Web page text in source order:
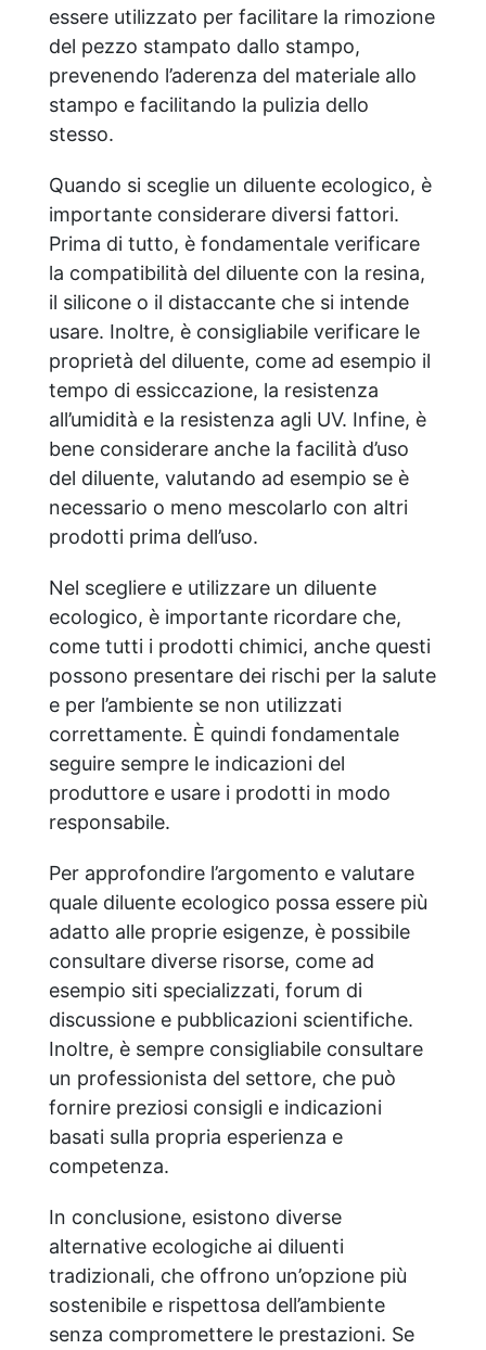
essere utilizzato per facilitare la rimozione
del pezzo stampato dallo stampo,
prevenendo l’aderenza del materiale allo
stampo e facilitando la pulizia dello
stesso.
Quando si sceglie un diluente ecologico, è
importante considerare diversi fattori.
Prima di tutto, è fondamentale verificare
la compatibilità del diluente con la resina,
il silicone o il distaccante che si intende
usare. Inoltre, è consigliabile verificare le
proprietà del diluente, come ad esempio il
tempo di essiccazione, la resistenza
all’umidità e la resistenza agli UV. Infine, è
bene considerare anche la facilità d’uso
del diluente, valutando ad esempio se è
necessario o meno mescolarlo con altri
prodotti prima dell’uso.
Nel scegliere e utilizzare un diluente
ecologico, è importante ricordare che,
come tutti i prodotti chimici, anche questi
possono presentare dei rischi per la salute
e per l’ambiente se non utilizzati
correttamente. È quindi fondamentale
seguire sempre le indicazioni del
produttore e usare i prodotti in modo
responsabile.
Per approfondire l’argomento e valutare
quale diluente ecologico possa essere più
adatto alle proprie esigenze, è possibile
consultare diverse risorse, come ad
esempio siti specializzati, forum di
discussione e pubblicazioni scientifiche.
Inoltre, è sempre consigliabile consultare
un professionista del settore, che può
fornire preziosi consigli e indicazioni
basati sulla propria esperienza e
competenza.
In conclusione, esistono diverse
alternative ecologiche ai diluenti
tradizionali, che offrono un’opzione più
sostenibile e rispettosa dell’ambiente
senza compromettere le prestazioni. Se